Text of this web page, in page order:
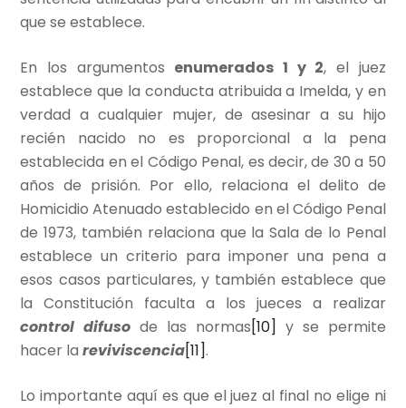
que se establece.
En los argumentos enumerados 1 y 2, el juez
establece que la conducta atribuida a Imelda, y en
verdad a cualquier mujer, de asesinar a su hijo
recién nacido no es proporcional a la pena
establecida en el Código Penal, es decir, de 30 a 50
años de prisión. Por ello, relaciona el delito de
Homicidio Atenuado establecido en el Código Penal
de 1973, también relaciona que la Sala de lo Penal
establece un criterio para imponer una pena a
esos casos particulares, y también establece que
la Constitución faculta a los jueces a realizar
control difuso de las normas[10] y se permite
hacer lareviviscencia[11].
Lo importante aquí es que el juez al final no elige ni